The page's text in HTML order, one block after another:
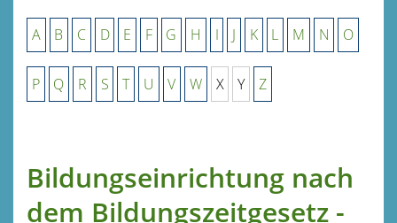
A B C D E F G H I J K L M N O
P Q R S T U V W X Y Z
Bildungseinrichtung nach
dem Bildungszeitgesetz -